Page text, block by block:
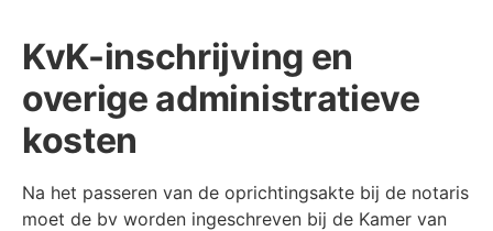
KvK-inschrijving en
overige administratieve
kosten
Na het passeren van de oprichtingsakte bij de notaris
moet de bv worden ingeschreven bij de Kamer van